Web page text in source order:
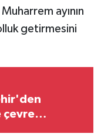
ayının
getirmesini
çevre